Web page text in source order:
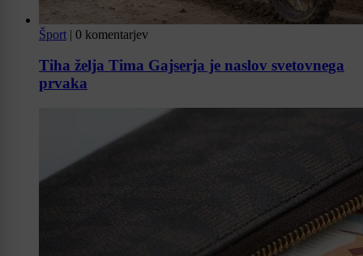
Šport | 0 komentarjev
Tiha želja Tima Gajserja je naslov svetovnega
prvaka